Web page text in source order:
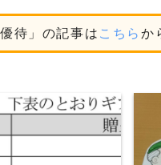
待」の記事は こちらか